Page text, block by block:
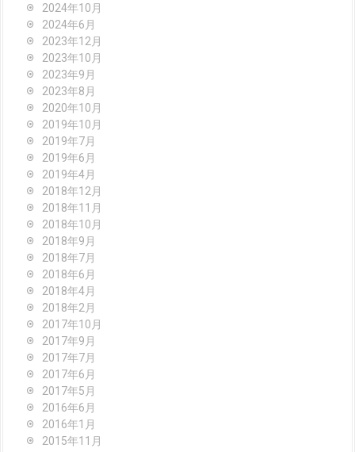
2024年10月
2024年6月
2023年12月
2023年10月
2023年9月
2023年8月
2020年10月
2019年10月
2019年7月
2019年6月
2019年4月
2018年12月
2018年11月
2018年10月
2018年9月
2018年7月
2018年6月
2018年4月
2018年2月
2017年10月
2017年9月
2017年7月
2017年6月
2017年5月
2016年6月
2016年1月
2015年11月